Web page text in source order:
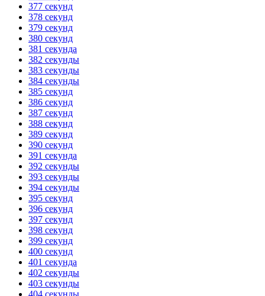
377 секунд
378 секунд
379 секунд
380 секунд
381 секунда
382 секунды
383 секунды
384 секунды
385 секунд
386 секунд
387 секунд
388 секунд
389 секунд
390 секунд
391 секунда
392 секунды
393 секунды
394 секунды
395 секунд
396 секунд
397 секунд
398 секунд
399 секунд
400 секунд
401 секунда
402 секунды
403 секунды